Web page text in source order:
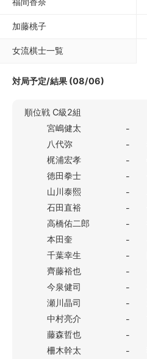
加藤桃子
女流棋士一覧
対局予定/結果 (08/06)
順位戦 C級2組
宮嶋健太
-
八代弥
-
梶浦宏孝
-
徳田拳士
-
山川泰熙
-
石田直裕
-
高橋佑二郎
-
本田奎
-
千葉幸生
-
齊藤裕也
-
今泉健司
-
瀬川晶司
-
中村亮介
-
藤森哲也
-
柵木幹太
-